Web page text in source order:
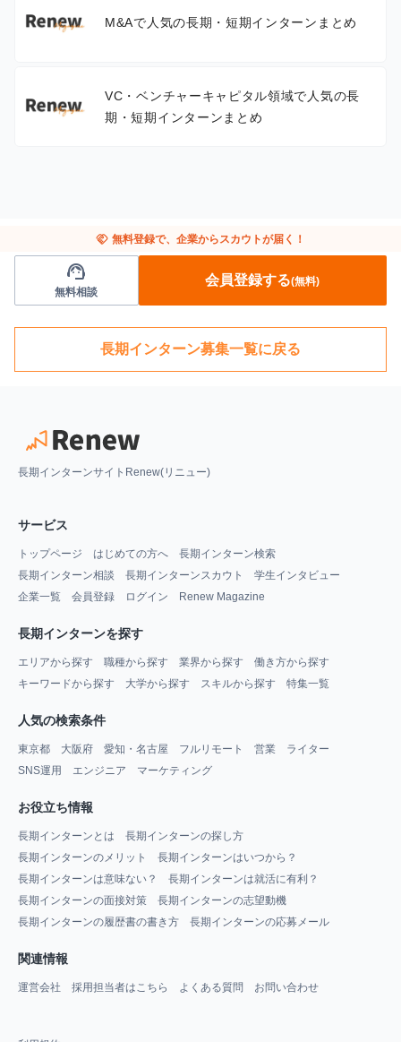
M&Aで人気の長期・短期インターンまとめ
VC・ベンチャーキャピタル領域で人気の長
期・短期インターンまとめ
handshake 無料登録で、企業からスカウトが届く！
support_agent
無料相談
会員登録する(無料)
長期インターン募集一覧に戻る
長期インターンサイトRenew(リニュー)
サービス
トップページ はじめての方へ
長期インターン検索
長期インターン相談
長期インターンスカウト
学生インタビュー
企業一覧
会員登録 ログイン Renew Magazine
長期インターンを探す
エリアから探す 職種から探す 業界から探す
働き方から探す
キーワードから探す
大学から探す スキルから探す 特集一覧
人気の検索条件
東京都 大阪府 愛知・名古屋 フルリモート 営業
ライター
SNS運用
エンジニア マーケティング
お役立ち情報
長期インターンとは
長期インターンの探し方
長期インターンのメリット
長期インターンはいつから？
長期インターンは意味ない？
長期インターンは就活に有利？
長期インターンの面接対策
長期インターンの志望動機
長期インターンの履歴書の書き方
長期インターンの応募メール
関連情報
運営会社 採用担当者はこちら よくある質問 お問い合わせ